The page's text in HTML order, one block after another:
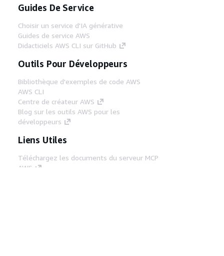
Guides De Service
Choisir un service d'IA générative
Guides de service AWS
Didacticiels AWS CLI sur GitHub
Outils Pour Développeurs
Bibliothèque d'exemples de code AWS
AWS CLI
Centre de créateur AWS
Blog sur les outils AWS pour les
développeurs
Liens Utiles
Téléchargez les documents du serveur MCP
AWS